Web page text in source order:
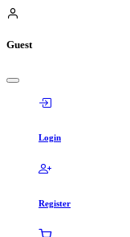
Guest
Login
Register